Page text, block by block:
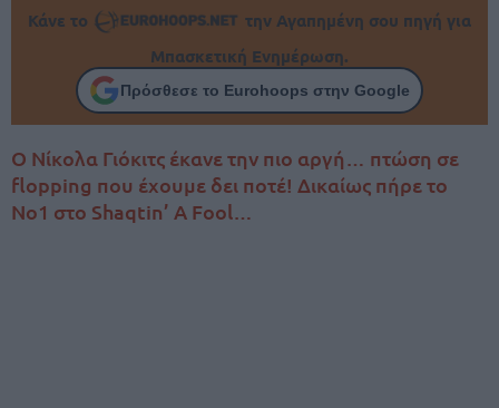
Κάνε το
την Αγαπημένη σου πηγή για
Μπασκετική Ενημέρωση.
Πρόσθεσε το Eurohoops στην Google
O Nίκολα Γιόκιτς έκανε την πιο αργή… πτώση σε
flopping που έχουμε δει ποτέ! Δικαίως πήρε το
Νο1 στο Shaqtin’ A Fool…